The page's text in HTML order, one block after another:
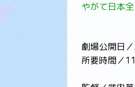
やがて日本
劇場公開日
所要時間／